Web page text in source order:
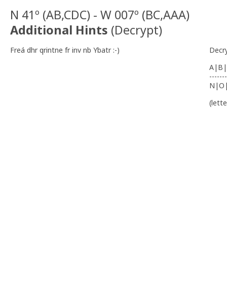
N 41º (AB,CDC) - W 007º (BC,AAA)
Additional Hints (Decrypt)
Freá dhr qrintne fr inv nb Ybatr :-)